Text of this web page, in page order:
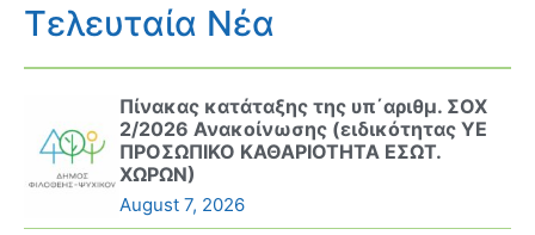
Τελευταία Νέα
Πίνακας κατάταξης της υπ΄αριθμ. ΣΟΧ
2/2026 Ανακοίνωσης (ειδικότητας ΥΕ
ΠΡΟΣΩΠΙΚΟ ΚΑΘΑΡΙΟΤΗΤΑ ΕΣΩΤ.
ΧΩΡΩΝ)
August 7, 2026